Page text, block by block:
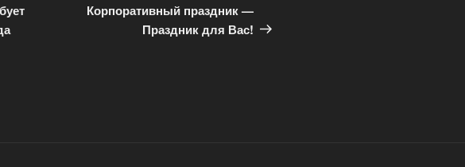
Корпоративный праздник —
Праздник для Вас!